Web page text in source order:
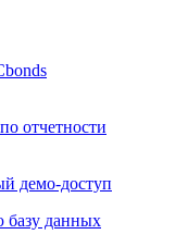
отчетности
демо-доступ
базу данных